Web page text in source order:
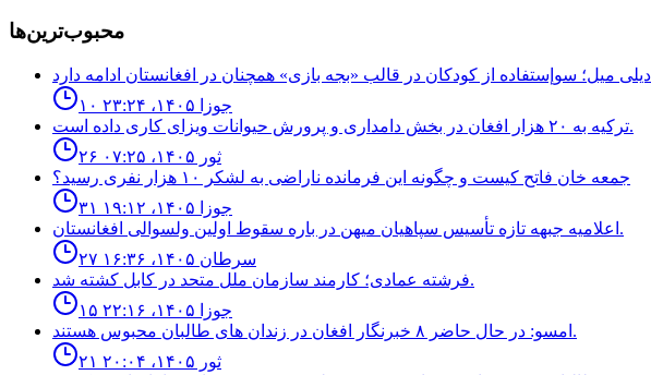
محبوب‌ترین‌ها
۱۰ جوزا ۱۴۰۵، ۲۳:۲۴
ترکیه به ۲۰ هزار افغان در بخش دامداری و پرورش حیوانات ویزای کاری داده است.
۲۶ ثور ۱۴۰۵، ۰۷:۲۵
جمعه خان فاتح كيست و چگونه اين فرمانده ناراضى به لشكر ١٠ هزار نفرى رسيد؟
۳۱ جوزا ۱۴۰۵، ۱۹:۱۲
اعلاميه جبهه تازه تأسيس سپاهيان ميهن در باره سقوط اولين ولسوالى افغانستان.
۲۷ سرطان ۱۴۰۵، ۱۶:۳۶
فرشته عمادى؛ كارمند سازمان ملل متحد در كابل كشته شد.
۱۵ جوزا ۱۴۰۵، ۲۲:۱۶
امسو: در حال حاضر ۸ خبرنگار افغان در زندان‌ های طالبان محبوس هستند.
۲۱ ثور ۱۴۰۵، ۲۰:۰۴